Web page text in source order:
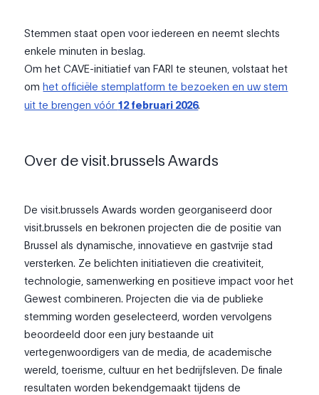
Stemmen staat open voor iedereen en neemt slechts
enkele minuten in beslag.
Om het CAVE-initiatief van FARI te steunen, volstaat het
omhet officiële stemplatform te bezoeken en uw stem
uit te brengen vóór 12 februari 2026.
Over de visit.brussels Awards
De visit.brussels Awards worden georganiseerd door
visit.brussels en bekronen projecten die de positie van
Brussel als dynamische, innovatieve en gastvrije stad
versterken. Ze belichten initiatieven die creativiteit,
technologie, samenwerking en positieve impact voor het
Gewest combineren. Projecten die via de publieke
stemming worden geselecteerd, worden vervolgens
beoordeeld door een jury bestaande uit
vertegenwoordigers van de media, de academische
wereld, toerisme, cultuur en het bedrijfsleven. De finale
resultaten worden bekendgemaakt tijdens de